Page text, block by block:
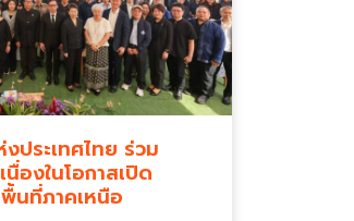
ประเทศไทย ร่วม
นื่องในโอกาสเปิด
นที่ภาคเหนือ